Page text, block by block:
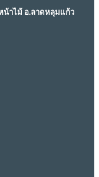
น้าไม้ อ.ลาดหลุมแก้ว